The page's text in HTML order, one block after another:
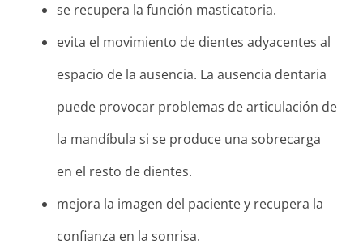
se recupera la función masticatoria.
evita el movimiento de dientes adyacentes al
espacio de la ausencia. La ausencia dentaria
puede provocar problemas de articulación de
la mandíbula si se produce una sobrecarga
en el resto de dientes.
mejora la imagen del paciente y recupera la
confianza en la sonrisa.